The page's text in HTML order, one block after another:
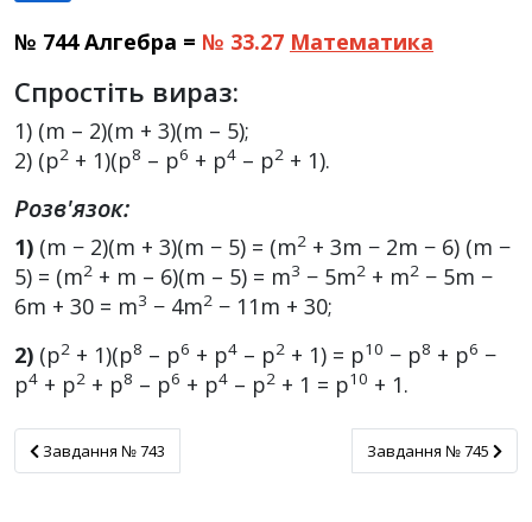
№ 744 Алгебра = № 33.27 Математика
Спростіть вираз:
1) (m – 2)(m + 3)(m – 5);
2) (p2 + 1)(p8 – p6 + p4 – p2 + 1).
Розв'язок:
1) (m − 2)(m + 3)(m − 5) = (m2 + 3m − 2m − 6) (m −
5) = (m2 + m – 6)(m – 5) = m3 − 5m2 + m2 − 5m −
6m + 30 = m3 − 4m2 − 11m + 30;
2) (p2 + 1)(p8 – p6 + p4 – p2 + 1) = p10 − p8 + p6 −
p4 + p2 + p8 – p6 + p4 – p2 + 1 = p10 + 1.
Завдання № 743
Завдання № 743 Завдання № 745
Завдання № 745